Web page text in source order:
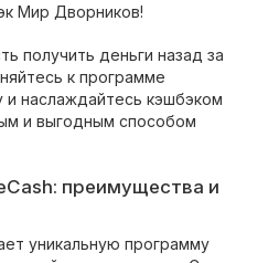
Мир Дворников!
получить деньги назад за
к программе
и наслаждайтесь кэшбэком
и выгодным способом
преимущества и
уникальную программу